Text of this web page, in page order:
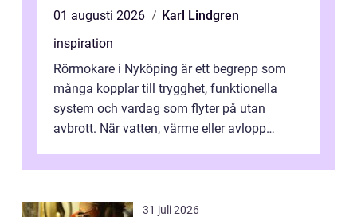
01 augusti 2026
Karl Lindgren
inspiration
Rörmokare i Nyköping är ett begrepp som
många kopplar till trygghet, funktionella
system och vardag som flyter på utan
avbrott. När vatten, värme eller avlopp
31 juli 2026